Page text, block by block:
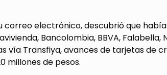
correo electrónico, descubrió que
Bancolombia, BBVA, Falabella,
vía Transfiya, avances de tarjetas de
millones de pesos.